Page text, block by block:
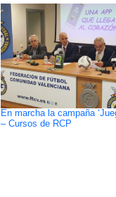
En marcha la campaña
– Cursos de RCP